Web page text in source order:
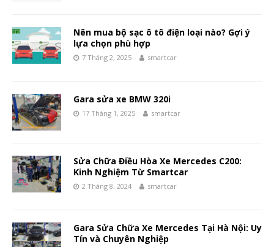
Nên mua bộ sạc ô tô điện loại nào? Gợi ý
lựa chọn phù hợp
7 Tháng 2, 2025 smartcar
Gara sửa xe BMW 320i
17 Tháng 1, 2025 smartcar
Sửa Chữa Điều Hòa Xe Mercedes C200:
Kinh Nghiệm Từ Smartcar
2 Tháng 8, 2024 smartcar
Gara Sửa Chữa Xe Mercedes Tại Hà Nội: Uy
Tín và Chuyên Nghiệp